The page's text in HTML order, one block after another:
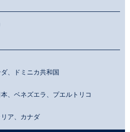
、ドミニカ共和国
、ベネズエラ、プエルトリコ
ア、カナダ